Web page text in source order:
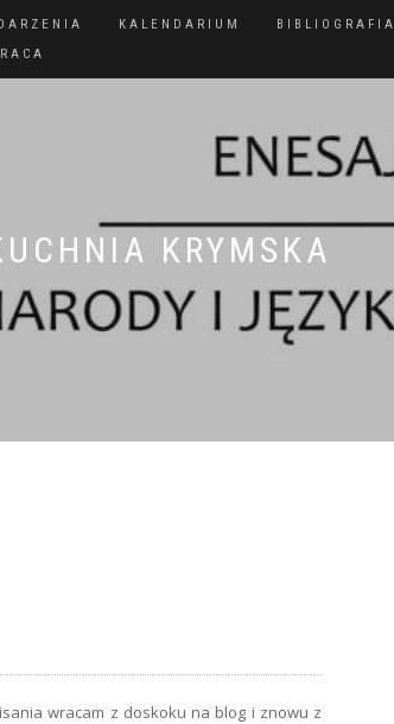
KALENDARIUM BIBLIOGRAFIA
KRYMSKA
wracam z doskoku na blog i znowu z